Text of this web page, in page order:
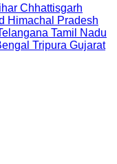
Chhattisgarh
Himachal Pradesh
Tamil Nadu
Tripura Gujarat